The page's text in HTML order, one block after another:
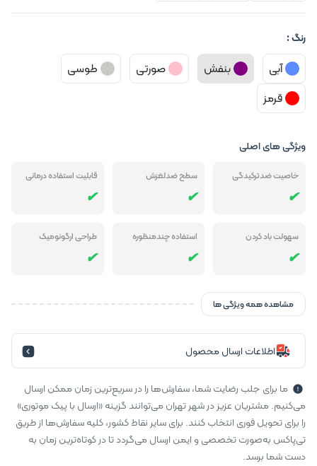
رنگ :
آبی بنفش صورتی
طوسی
قرمز
ویژگی های اصلی
خاصیت ضدترکیدگی سطح ضدلغزش قابلیت استفاده درمانی
سهولت باد کردن استفاده چندمنظوره طراحی ارگونومیک
مشاهده همه ویژگی ها
اطلاعات ارسال محصول
ما برای جلب رضایت شما، سفارش‌ها را در سریع‌ترین زمان ممکن ارسال
می‌کنیم. مشتریان عزیز در شهر تهران می‌توانند گزینه «ارسال با پیک موتوری»
را برای تحویل فوری انتخاب کنند. برای سایر نقاط کشور، کلیه سفارش‌ها از طریق
تی‌پاکس به‌صورت تخصصی و ایمن ارسال می‌گردد تا در کوتاه‌ترین زمان به
دست شما برسد.